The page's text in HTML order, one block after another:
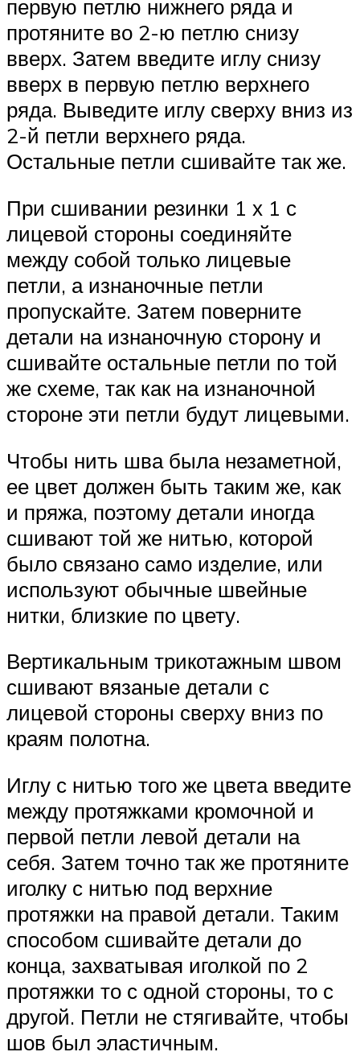
первую петлю нижнего ряда и
протяните во 2-ю петлю снизу
вверх. Затем введите иглу снизу
вверх в первую петлю верхнего
ряда. Выведите иглу сверху вниз из
2-й петли верхнего ряда.
Остальные петли сшивайте так же.
При сшивании резинки 1 х 1 с
лицевой стороны соединяйте
между собой только лицевые
петли, а изнаночные петли
пропускайте. Затем поверните
детали на изнаночную сторону и
сшивайте остальные петли по той
же схеме, так как на изнаночной
стороне эти петли будут лицевыми.
Чтобы нить шва была незаметной,
ее цвет должен быть таким же, как
и пряжа, поэтому детали иногда
сшивают той же нитью, которой
было связано само изделие, или
используют обычные швейные
нитки, близкие по цвету.
Вертикальным трикотажным швом
сшивают вязаные детали с
лицевой стороны сверху вниз по
краям полотна.
Иглу с нитью того же цвета введите
между протяжками кромочной и
первой петли левой детали на
себя. Затем точно так же протяните
иголку с нитью под верхние
протяжки на правой детали. Таким
способом сшивайте детали до
конца, захватывая иголкой по 2
протяжки то с одной стороны, то с
другой. Петли не стягивайте, чтобы
шов был эластичным.